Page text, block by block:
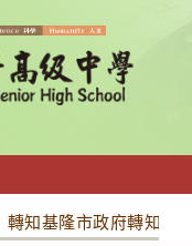
轉知基隆市政府轉知國